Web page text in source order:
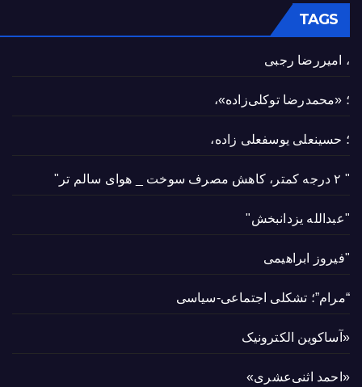
TAGS
، امیررضا رجبی
؛ «محمدرضا توکلی‌زاده»،
؛ حسینعلی یوسفعلی زاده،
" ۲ درجه کمتر، کاهش مصرف سوخت _ هوای سالم تر"
"عبدالله یزدانبخش"
"فیروز ابراهیمی
“مرام”؛ تشکلی اجتماعی-سیاسی
«آساکوین الکترونیک
«احمد اثنی‌عشری»